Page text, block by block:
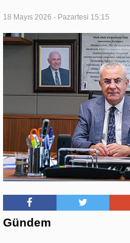
18 Mayıs 2026 - Pazartesi 15:15
Gündem